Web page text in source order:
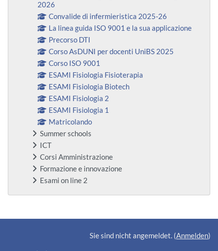
2026
Convalide di infermieristica 2025-26
La linea guida ISO 9001 e la sua applicazione
Precorso DTI
Corso AsDUNI per docenti UniBS 2025
Corso ISO 9001
ESAMI Fisiologia Fisioterapia
ESAMI Fisiologia Biotech
ESAMI Fisiologia 2
ESAMI Fisiologia 1
Matricolando
Summer schools
ICT
Corsi Amministrazione
Formazione e innovazione
Esami on line 2
Ergänzungsblöcke
Sie sind nicht angemeldet. (Anmelden)